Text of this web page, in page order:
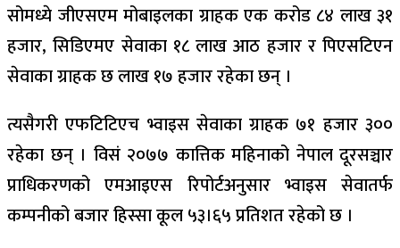
सोमध्ये जीएसएम मोबाइलका ग्राहक एक करोड ८४ लाख ३१
हजार, सिडिएमए सेवाका १८ लाख आठ हजार र पिएसटिएन
सेवाका ग्राहक छ लाख १७ हजार रहेका छन् ।
त्यसैगरी एफटिटिएच भ्वाइस सेवाका ग्राहक ७१ हजार ३००
रहेका छन् । विसं २०७७ कात्तिक महिनाको नेपाल दूरसञ्चार
प्राधिकरणको एमआइएस रिपोर्टअनुसार भ्वाइस सेवातर्फ
कम्पनीको बजार हिस्सा कूल ५३।६५ प्रतिशत रहेको छ ।